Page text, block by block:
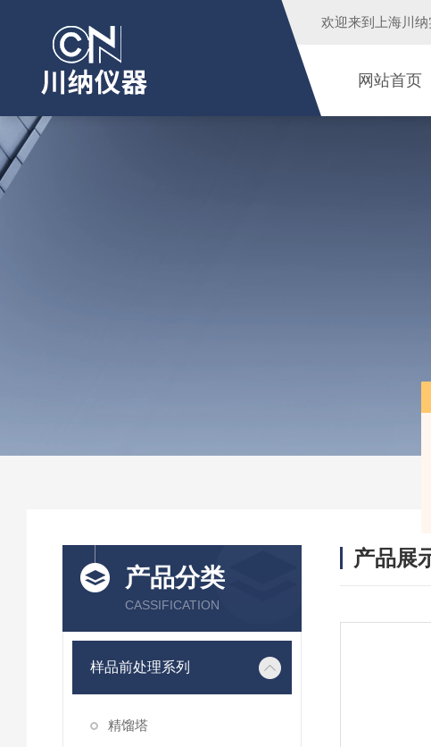
欢迎来到 上海川
网站首页
产品分类
CASSIFICATION
样品前处理系列
精馏塔
产品展